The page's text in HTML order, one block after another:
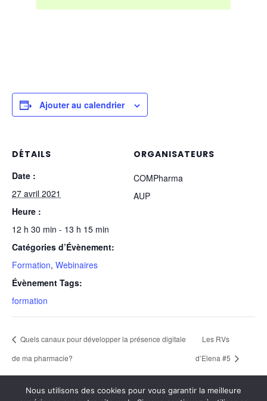
Ajouter au calendrier
DÉTAILS
Date :
27 avril 2021
Heure :
12 h 30 min - 13 h 15 min
Catégories d’Évènement:
Formation, Webinaires
Évènement Tags:
formation
ORGANISATEURS
COMPharma
AUP
Quels canaux pour développer la présence digitale
de ma pharmacie?
Les RVs
d’Elena #5
Nous utilisons des cookies pour vous garantir la meilleure